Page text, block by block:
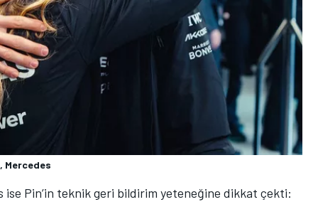
Mercedes
ise Pin’in teknik geri bildirim yeteneğine dikkat çekti: